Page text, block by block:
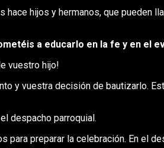
hace hijos y hermanos, que
a educarlo en la fe y en el
vuestro hijo!
y vuestra decisión de bautizarlo.
despacho parroquial.
para preparar la celebración. En el